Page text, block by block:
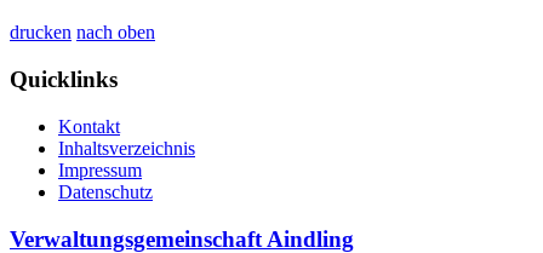
drucken nach oben
Quicklinks
Kontakt
Inhaltsverzeichnis
Impressum
Datenschutz
Verwaltungsgemeinschaft Aindling